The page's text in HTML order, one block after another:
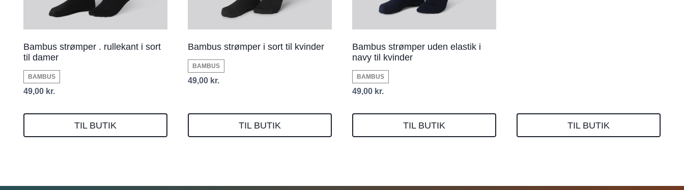
Bambus strømper . rullekant i sort
til damer
BAMBUS
49,00 kr.
TIL BUTIK
Bambus strømper i sort til kvinder
BAMBUS
49,00 kr.
TIL BUTIK
Bambus strømper uden elastik i
navy til kvinder
BAMBUS
49,00 kr.
TIL BUTIK TIL BUTIK